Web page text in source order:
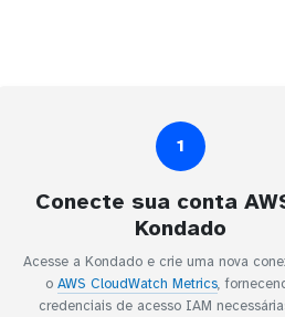
1
Conecte sua conta
Kondado
Acesse a Kondado e crie uma nova
o AWS CloudWatch Metrics,
credenciais de acesso IAM